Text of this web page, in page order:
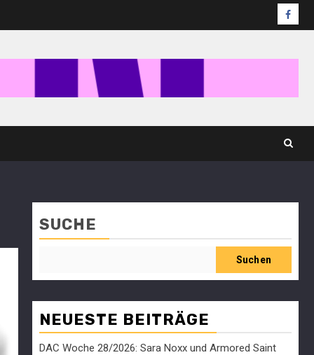
SUCHE
Suchen
NEUESTE BEITRÄGE
DAC Woche 28/2026: Sara Noxx und Armored Saint